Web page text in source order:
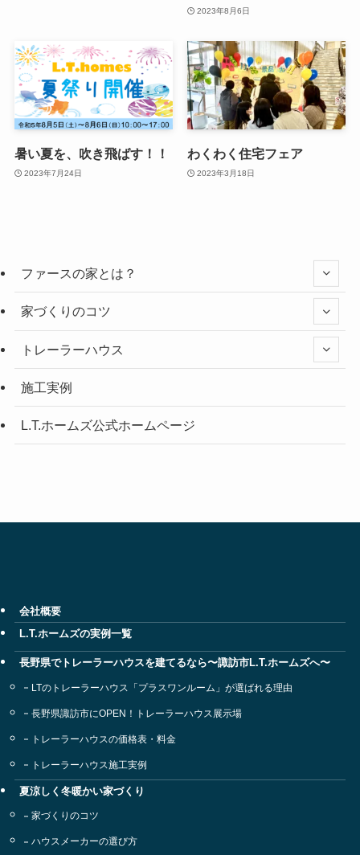
2023年8月6日
暑い夏を、吹き飛ばす！！
2023年7月24日
わくわく住宅フェア
2023年3月18日
ファースの家とは？
家づくりのコツ
トレーラーハウス
施工実例
L.T.ホームズ公式ホームページ
会社概要
L.T.ホームズの実例一覧
長野県でトレーラーハウスを建てるなら〜諏訪市L.T.ホームズへ〜
LTのトレーラーハウス「プラスワンルーム」が選ばれる理由
長野県諏訪市にOPEN！トレーラーハウス展示場
トレーラーハウスの価格表・料金
トレーラーハウス施工実例
夏涼しく冬暖かい家づくり
家づくりのコツ
ハウスメーカーの選び方